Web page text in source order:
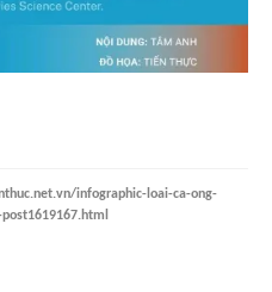
infographic-loai-ca-ong-